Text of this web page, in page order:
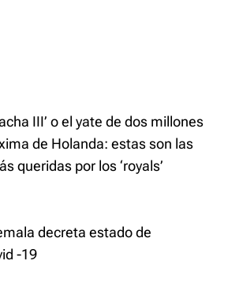
III’ o el yate de dos millones
de Holanda: estas son las
queridas por los ‘royals’
decreta estado de
-19